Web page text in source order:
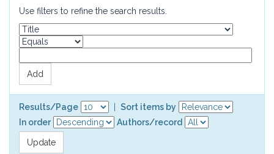
Use filters to refine the search results.
Results/Page
Sort items by
In order
Authors/record